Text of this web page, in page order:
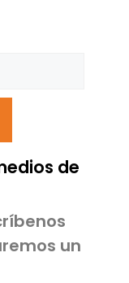
de
un